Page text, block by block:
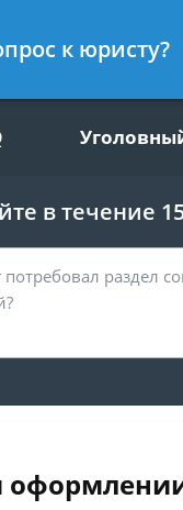
гражданский юрист
в течение
к юристу?